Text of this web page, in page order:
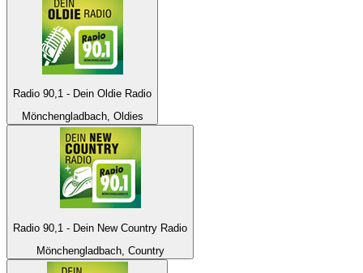
Radio 90,1 - Dein Oldie Radio
Mönchengladbach, Oldies
Radio 90,1 - Dein New Country Radio
Mönchengladbach, Country